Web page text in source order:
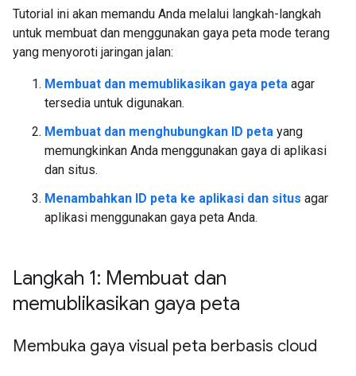
Tutorial ini akan memandu Anda melalui langkah-langkah
untuk membuat dan menggunakan gaya peta mode terang
yang menyoroti jaringan jalan:
Membuat dan memublikasikan gaya peta agar
tersedia untuk digunakan.
Membuat dan menghubungkan ID peta yang
memungkinkan Anda menggunakan gaya di aplikasi
dan situs.
Menambahkan ID peta ke aplikasi dan situs agar
aplikasi menggunakan gaya peta Anda.
Langkah 1: Membuat dan
memublikasikan gaya peta
Membuka gaya visual peta berbasis cloud